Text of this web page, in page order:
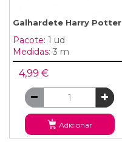
Galhardete Harry Potter
Pacote: 1 ud
Medidas: 3 m
4,99 €
Adicionar